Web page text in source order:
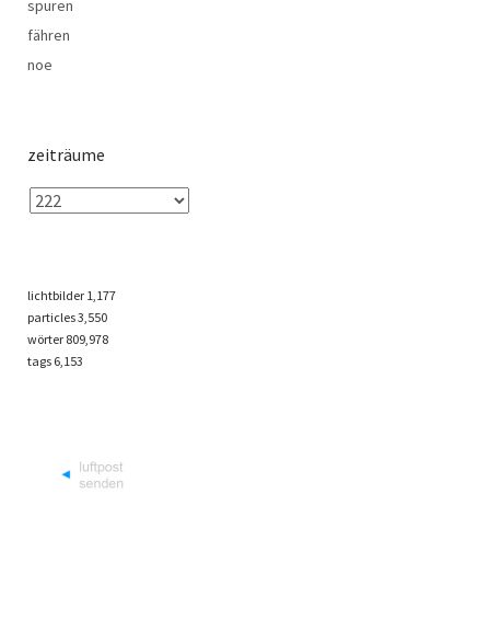
spuren
fähren
noe
zeiträume
lichtbilder 1,177
particles3,550
wörter 809,978
tags 6,153